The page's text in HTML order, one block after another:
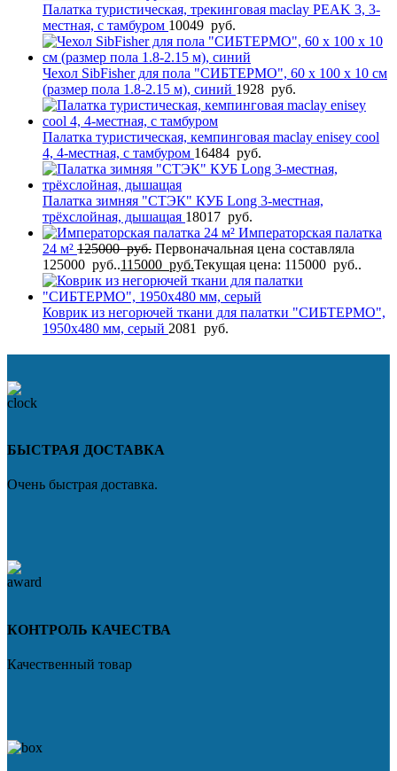
Палатка туристическая, трекинговая maclay PEAK 3, 3-
местная, с тамбуром 10049 руб.
Чехол SibFisher для пола "СИБТЕРМО", 60 х 100 х 10 см
(размер пола 1.8-2.15 м), синий 1928 руб.
Палатка туристическая, кемпинговая maclay enisey cool
4, 4-местная, с тамбуром 16484 руб.
Палатка зимняя "СТЭК" КУБ Long 3-местная,
трёхслойная, дышащая 18017 руб.
Императорская палатка
24 м² 125000руб. Первоначальная цена составляла
125000 руб..115000 руб.Текущая цена: 115000 руб..
Коврик из негорючей ткани для палатки "СИБТЕРМО",
1950x480 мм, серый 2081 руб.
БЫСТРАЯ ДОСТАВКА
Очень быстрая доставка.
КОНТРОЛЬ КАЧЕСТВА
Качественный товар